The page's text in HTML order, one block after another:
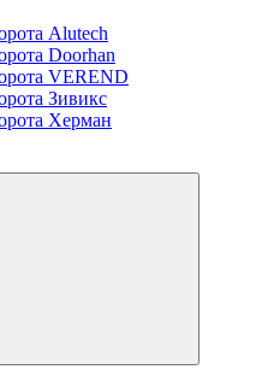
Alutech
Doorhan
VEREND
Зивикс
Херман